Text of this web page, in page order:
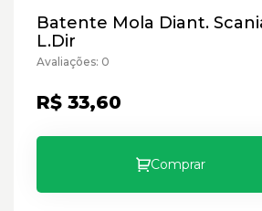
Batente Mola Diant.
L.Dir
Avaliações: 0
R$ 33,60
Comprar